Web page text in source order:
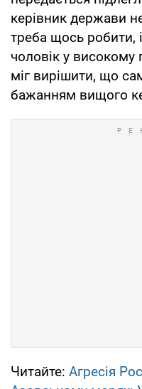
керівник держави
треба щось робити,
чоловік у високому
міг вирішити, що
бажанням вищого
Читайте: Агресія